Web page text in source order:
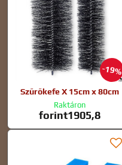
19%
Szűrőkefe X 15cm x 80cm
Raktáron
forint1905,8